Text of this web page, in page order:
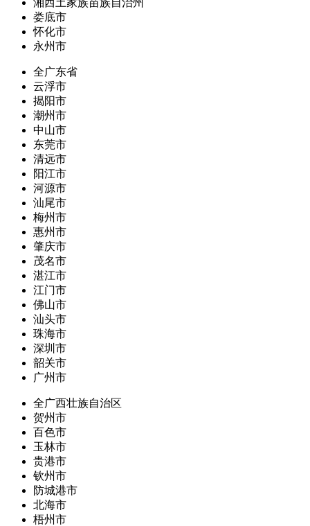
湘西土家族苗族自治州
娄底市
怀化市
永州市
全广东省
云浮市
揭阳市
潮州市
中山市
东莞市
清远市
阳江市
河源市
汕尾市
梅州市
惠州市
肇庆市
茂名市
湛江市
江门市
佛山市
汕头市
珠海市
深圳市
韶关市
广州市
全广西壮族自治区
贺州市
百色市
玉林市
贵港市
钦州市
防城港市
北海市
梧州市